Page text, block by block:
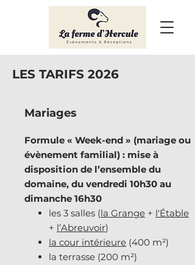
LES TARIFS 2026
Mariages
Formule « Week-end » (mariage ou
évènement familial) : mise à
disposition de l’ensemble du
domaine, du vendredi 10h30 au
dimanche 16h30
les 3 salles (la Grange + l'Étable
+ l’Abreuvoir)
la cour intérieure (400 m²)
la terrasse (200 m²)